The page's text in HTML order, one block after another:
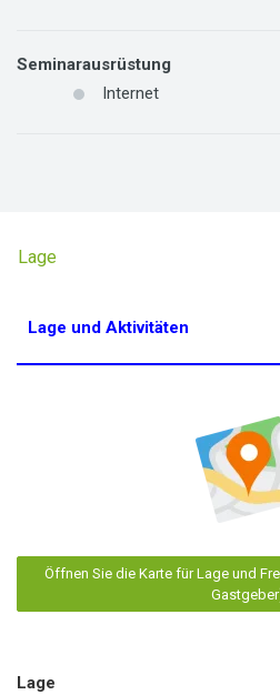
Seminarausrüstung
Internet
Lage
Lage und Aktivitäten
Öffnen Sie die Karte für Lage und
Lage